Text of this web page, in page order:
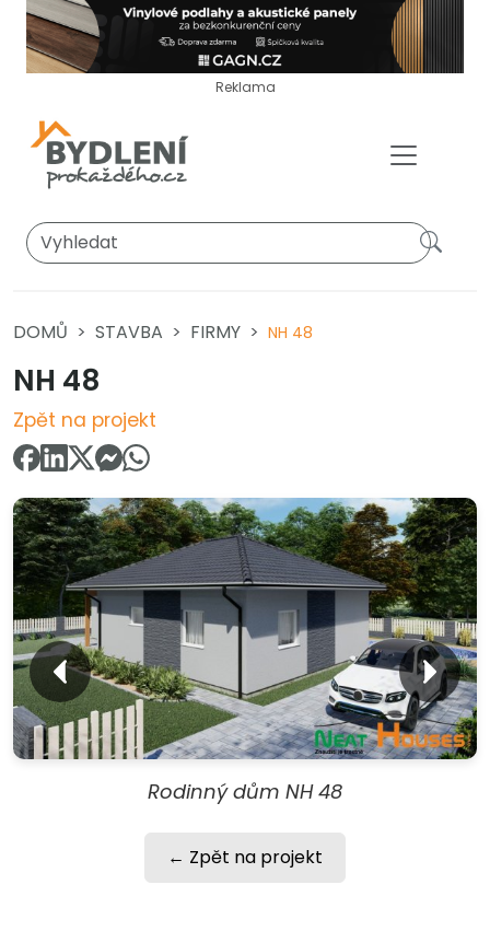
Reklama
DOMŮ STAVBA FIRMY NH 48
NH 48
Zpět na projekt
Rodinný dům NH 48
← Zpět na projekt